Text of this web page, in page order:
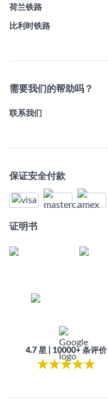
荷兰铁路
比利时铁路
需要我们的帮助吗？
联系我们
保证安全付款
证明书
4.7 星 | 10000+ 条评价
★★★★★